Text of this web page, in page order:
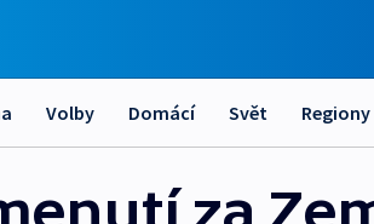
Volby Domácí Svět Regiony
za